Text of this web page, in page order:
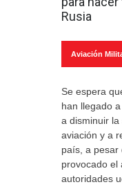
Rusia
Aviación
Se espera
han llegado
a disminuir
aviación y a
país, a pesar
provocado el
autoridades